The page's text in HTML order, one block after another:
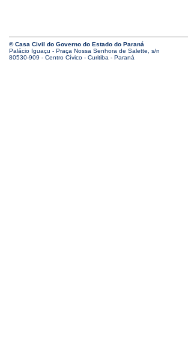
© Casa Civil do Governo do Estado do Paraná
Palácio Iguaçu - Praça Nossa Senhora de Salette, s/n
80530-909 - Centro Cívico - Curitiba - Paraná